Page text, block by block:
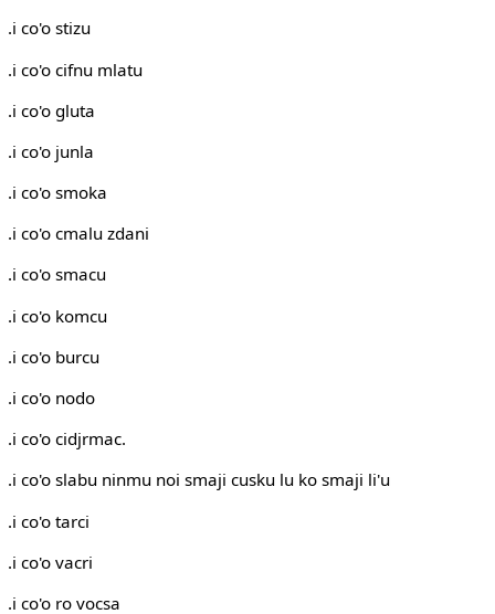
.i co'o stizu
.i co'o cifnu mlatu
.i co'o gluta
.i co'o junla
.i co'o smoka
.i co'o cmalu zdani
.i co'o smacu
.i co'o komcu
.i co'o burcu
.i co'o nodo
.i co'o cidjrmac.
.i co'o slabu ninmu noi smaji cusku lu ko smaji li'u
.i co'o tarci
.i co'o vacri
.i co'o ro vocsa